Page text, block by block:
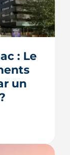
: Le
un